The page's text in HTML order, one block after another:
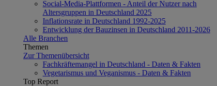
Social-Media-Plattformen - Anteil der Nutzer nach
Altersgruppen in Deutschland 2025
Inflationsrate in Deutschland 1992-2025
Entwicklung der Bauzinsen in Deutschland 2011-2026
Alle Branchen
Themen
Zur Themenübersicht
Fachkräftemangel in Deutschland - Daten & Fakten
Vegetarismus und Veganismus - Daten & Fakten
Top Report